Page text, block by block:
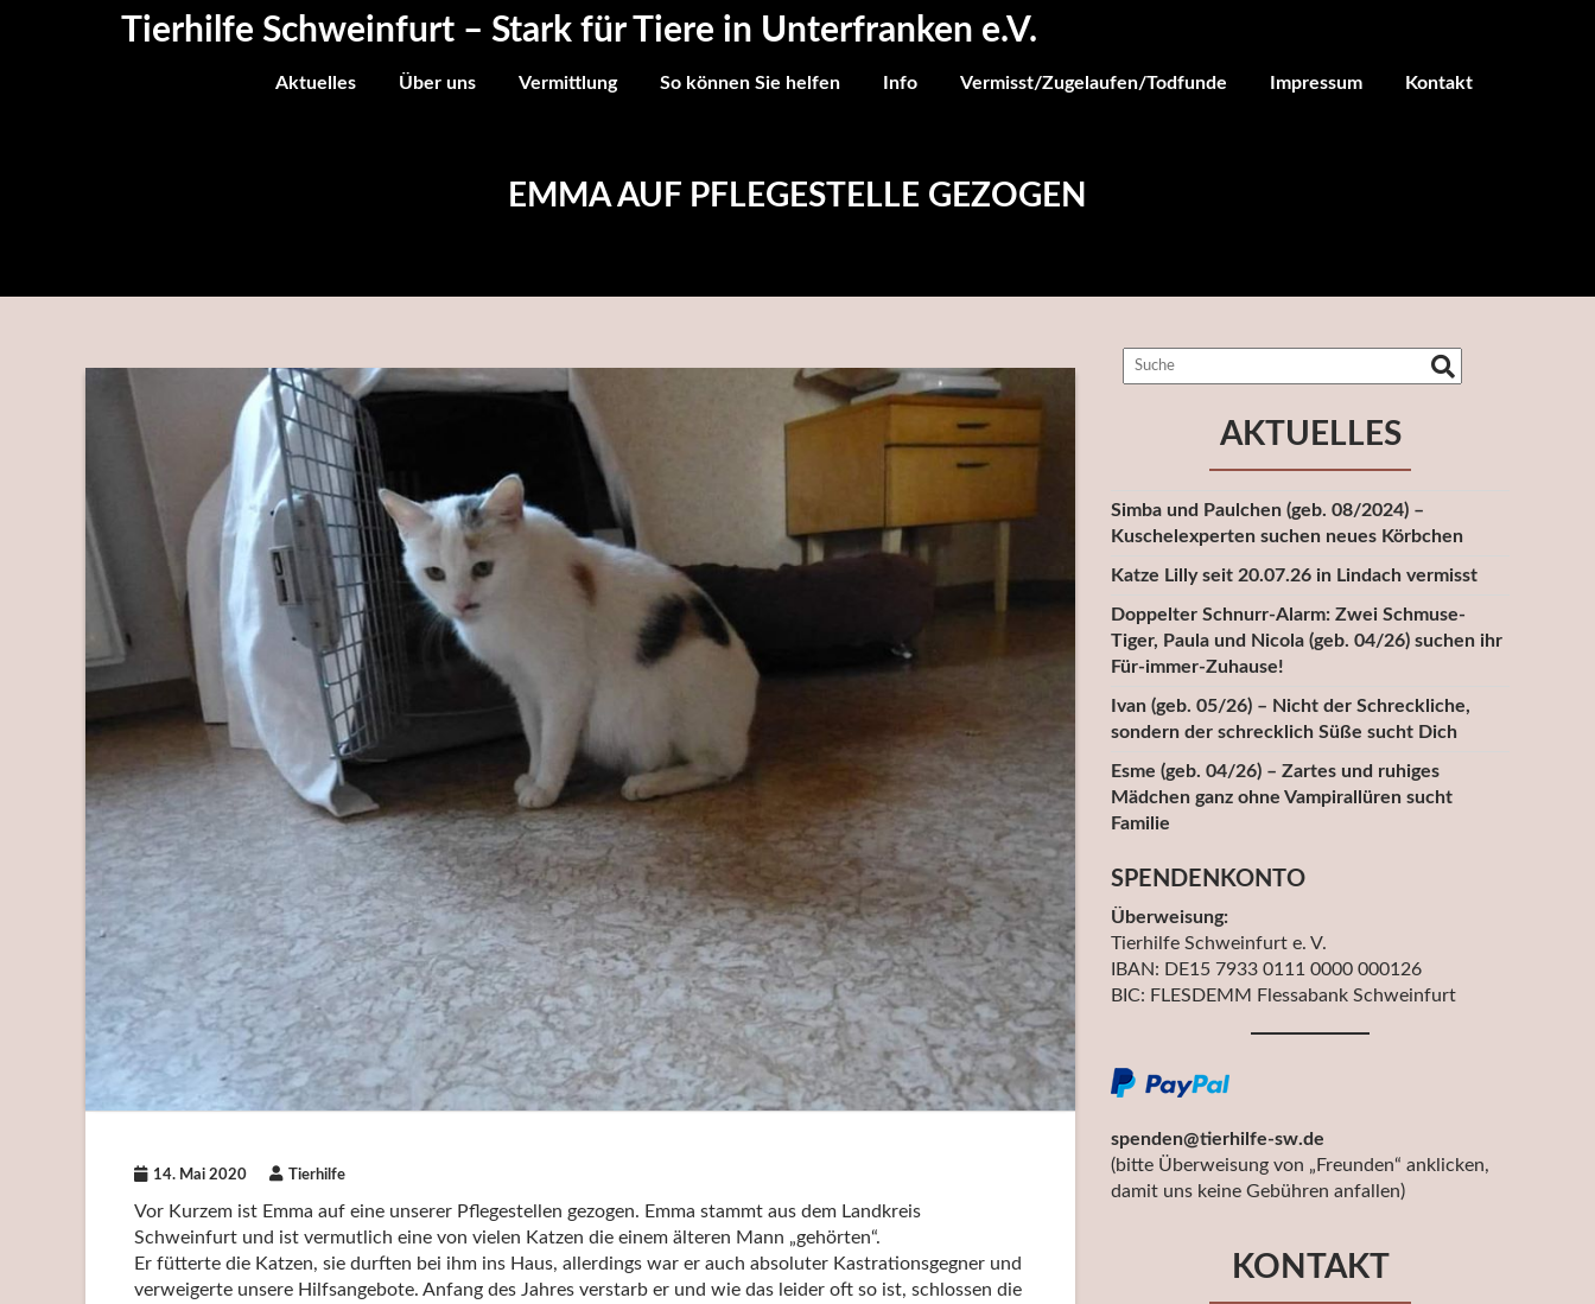
Tierhilfe Schweinfurt – Stark für Tiere in Unterfranken e.V.
Aktuelles Über uns Vermittlung So können Sie helfen Info Vermisst/Zugelaufen/Todfunde Impressum Kontakt
EMMA AUF PFLEGESTELLE GEZOGEN
14. Mai 2020 Tierhilfe
Vor Kurzem ist Emma auf eine unserer Pflegestellen gezogen. Emma stammt aus dem Landkreis
Schweinfurt und ist vermutlich eine von vielen Katzen die einem älteren Mann „gehörten“.
Er fütterte die Katzen, sie durften bei ihm ins Haus, allerdings war er auch absoluter Kastrationsgegner und
verweigerte unsere Hilfsangebote. Anfang des Jahres verstarb er und wie das leider oft so ist, schlossen die
AKTUELLES
Simba und Paulchen (geb. 08/2024) –
Kuschelexperten suchen neues Körbchen
Katze Lilly seit 20.07.26 in Lindach vermisst
Doppelter Schnurr-Alarm: Zwei Schmuse-
Tiger, Paula und Nicola (geb. 04/26) suchen ihr
Für-immer-Zuhause!
Ivan (geb. 05/26) – Nicht der Schreckliche,
sondern der schrecklich Süße sucht Dich
Esme (geb. 04/26) – Zartes und ruhiges
Mädchen ganz ohne Vampirallüren sucht
Familie
SPENDENKONTO
Überweisung:
Tierhilfe Schweinfurt e. V.
IBAN: DE15 7933 0111 0000 000126
BIC: FLESDEMM Flessabank Schweinfurt
spenden@tierhilfe-sw.de
(bitte Überweisung von „Freunden“ anklicken,
damit uns keine Gebühren anfallen)
KONTAKT